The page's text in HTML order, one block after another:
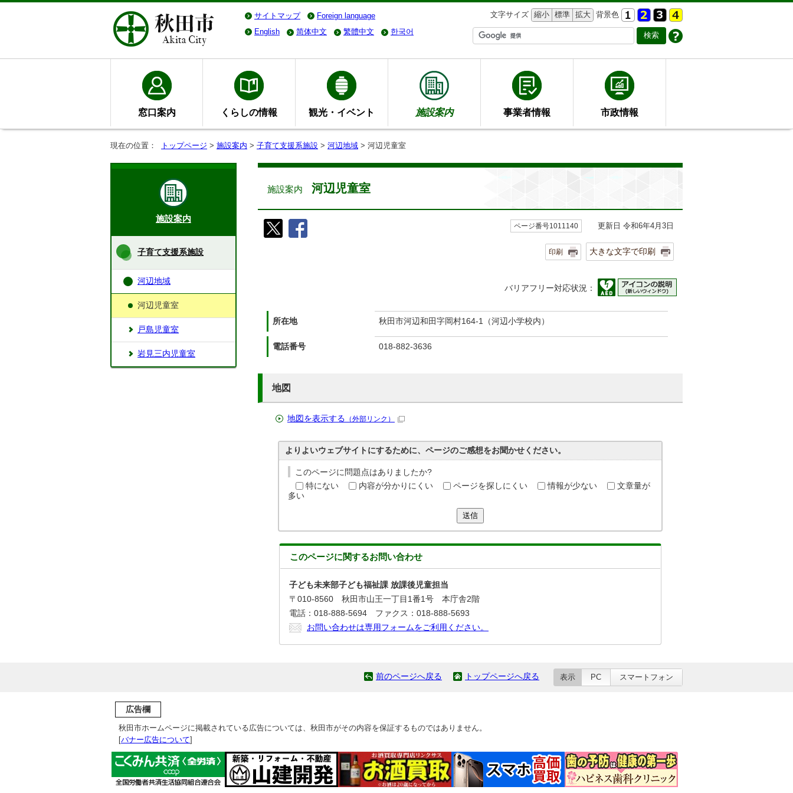
サイトマップ Foreign language 文字サイズ 縮小 標準 拡大 背景色
English
简体中文 繁體中文 한국어
窓口案内 くらしの情報 観光・イベント 施設案内 事業者情報 市政情報
現在の位置： トップページ > 施設案内 > 子育て支援系施設 > 河辺地域 > 河辺児童室
施設案内 河辺児童室
ページ番号1011140 更新日 令和6年4月3日
印刷 大きな文字で印刷
バリアフリー対応状況：
所在地 秋田市河辺和田字岡村164-1（河辺小学校内）
電話番号 018-882-3636
地図
地図を表示する （外部リンク）
よりよいウェブサイトにするために、ページのご感想をお聞かせください。
このページに問題点はありましたか?
特にない
内容が分かりにくい ページを探しにくい 情報が少ない
文章量が
多い
送信
このページに関するお問い合わせ
子ども未来部子ども福祉課 放課後児童担当
〒010-8560 秋田市山王一丁目1番1号 本庁舎2階
電話：018-888-5694 ファクス：018-888-5693
お問い合わせは専用フォームをご利用ください。
施設案内
子育て支援系施設
河辺地域
河辺児童室
戸島児童室
岩見三内児童室
前のページへ戻る トップページへ戻る 表示 PC スマートフォン
広告欄
秋田市ホームページに掲載されている広告については、秋田市がその内容を保証するものではありません。
[バナー広告について]